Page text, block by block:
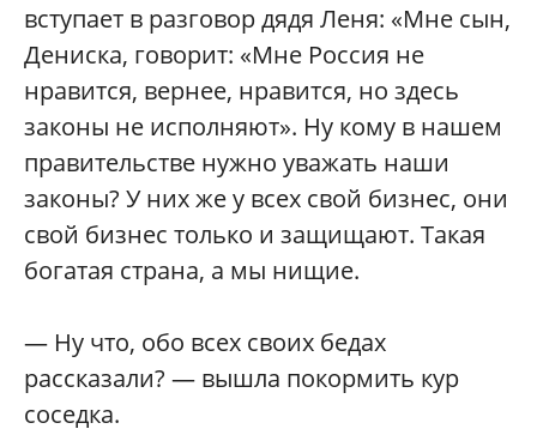
вступает в разговор дядя Леня: «Мне сын,
Дениска, говорит: «Мне Россия не
нравится, вернее, нравится, но здесь
законы не исполняют». Ну кому в нашем
правительстве нужно уважать наши
законы? У них же у всех свой бизнес, они
свой бизнес только и защищают. Такая
богатая страна, а мы нищие.
— Ну что, обо всех своих бедах
рассказали? — вышла покормить кур
соседка.